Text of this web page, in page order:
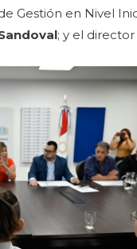
Gestión en Nivel
; y el